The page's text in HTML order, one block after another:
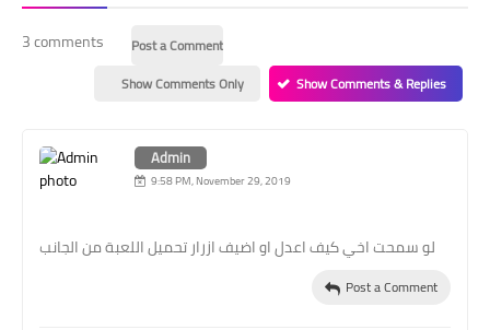
3 comments
Post a Comment
Show Comments Only
Show Comments & Replies
Admin
9:58 PM, November 29, 2019
لو سمحت اخي كيف اعدل او اضيف ازرار تحميل اللعبة من الجانب
Post a Comment